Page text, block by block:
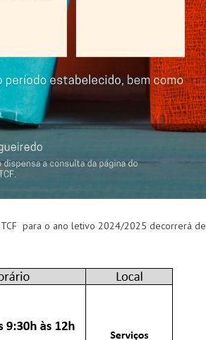
para o ano letivo 2024/2025 decorrerá de